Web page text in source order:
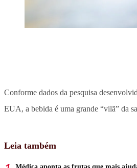
Conforme dados da pesquisa
EUA, a bebida é uma grande “vilã” da
Leia também